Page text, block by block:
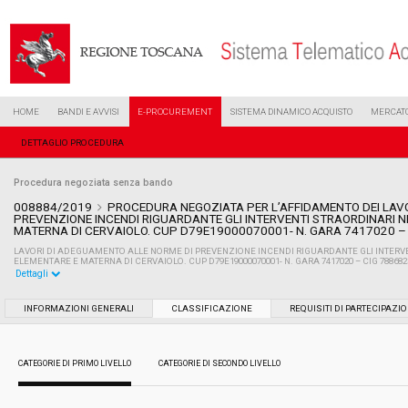
HOME BANDI E AVVISI E-PROCUREMENT SISTEMA DINAMICO ACQUISTO
DETTAGLIO PROCEDURA
Procedura negoziata senza bando
008884/2019
PROCEDURA NEGOZIATA PER L’AFFIDAMENTO DEI
PREVENZIONE INCENDI RIGUARDANTE GLI INTERVENTI STRAORDINARI
MATERNA DI CERVAIOLO. CUP D79E19000070001- N. GARA 7417020
LAVORI DI ADEGUAMENTO ALLE NORME DI PREVENZIONE INCENDI RIGUARDANTE GLI
ELEMENTARE E MATERNA DI CERVAIOLO. CUP D79E19000070001- N. GARA 7417020 – CIG
Data pubblicazione: 24/04/2019 11:53
Dettagli
INFORMAZIONI GENERALI CLASSIFICAZIONE REQUISITI DI
CATEGORIE DI PRIMO LIVELLO CATEGORIE DI SECONDO LIVELLO